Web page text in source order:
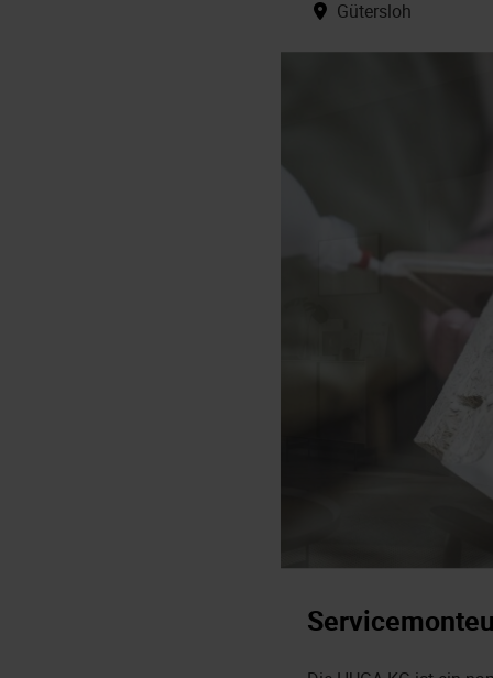
Gütersloh